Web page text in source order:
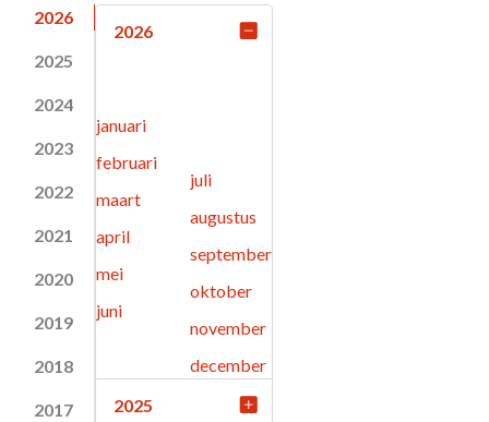
2026
2025
2024
2023
2022
2021
2020
2019
2018
2017
2026
januari
februari
maart
april
mei
juni
juli
augustus
september
oktober
november
december
2025